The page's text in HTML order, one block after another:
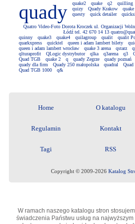
quady quake2 quake q2 quilling
quizy
Quady Krakow
questy
quick detailer
Quatro Video-Foto Dorota Kroczek ul. Organizacji
Łódź tel. 42 670 14 13
quinny
quake3 quake4 quilagroup qualit qualit
quarkxpress
quicktel queen i adam lambert bilety
queen i adam lambert wrocław
quake 3 arena qstarz
qlturaprofit
QLogic dystrybutor qlka q3arena q3
Quad TGB
quake 2 q quady Zegrze quady poznań
quady dla firm
Quady 250 małopolska quadral
Quad TGB 1000
q&
Home O katalogu
Regulamin Kontakt
Tagi RSS
Copyright © 2009-2026Katalog
W ramach naszego katalogu stron
świadczenia Państwu usług na